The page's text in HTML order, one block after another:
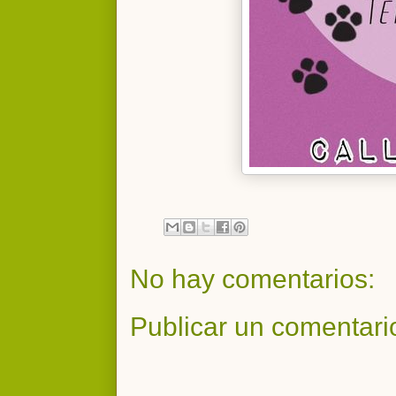
No hay comentarios:
Publicar un